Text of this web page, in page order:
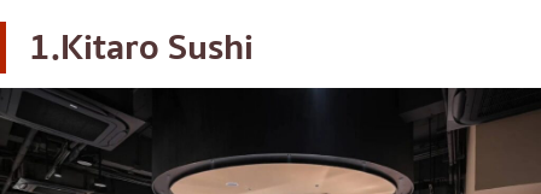
โอเด้ง/เมนูตุ๋นสไตล์ญี่ปุ่น
เบนโตะ/บริการส่งอาหารญี่ปุ่น
ปทุมธานี
สมุทรสาคร
ภูเก็ต
พัทยา
14.Mo-Mo-Paradise
15.Coco Ichibanya
16.Hachiban Ramen
17.Katsuya
1.Kitaro Sushi